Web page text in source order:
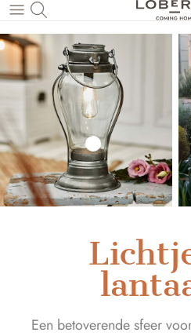
Naar de hoofdinhoud
Een betoverende sfeer